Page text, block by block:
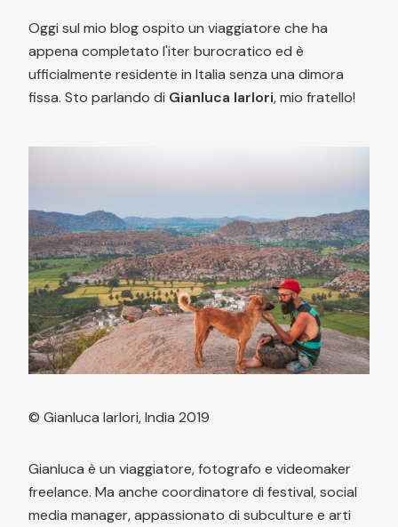
Oggi sul mio blog ospito un viaggiatore che ha
appena completato l'iter burocratico ed è
ufficialmente residente in Italia senza una dimora
fissa. Sto parlando di Gianluca Iarlori, mio fratello!
© Gianluca Iarlori, India 2019
Gianluca è un viaggiatore, fotografo e videomaker
freelance. Ma anche coordinatore di festival, social
media manager, appassionato di subculture e arti